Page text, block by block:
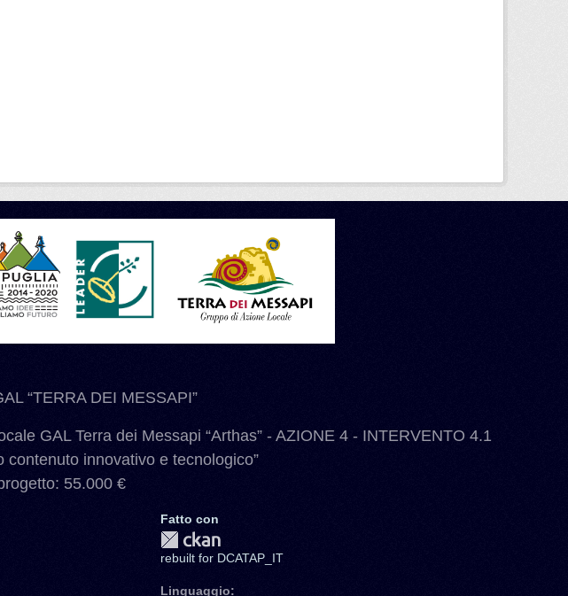
“TERRA DEI MESSAPI”
GAL Terra dei Messapi “Arthas” - AZIONE 4 - INTERVENTO 4.1
innovativo e tecnologico”
55.000 €
Fatto con
rebuilt for DCATAP_IT
Linguaggio